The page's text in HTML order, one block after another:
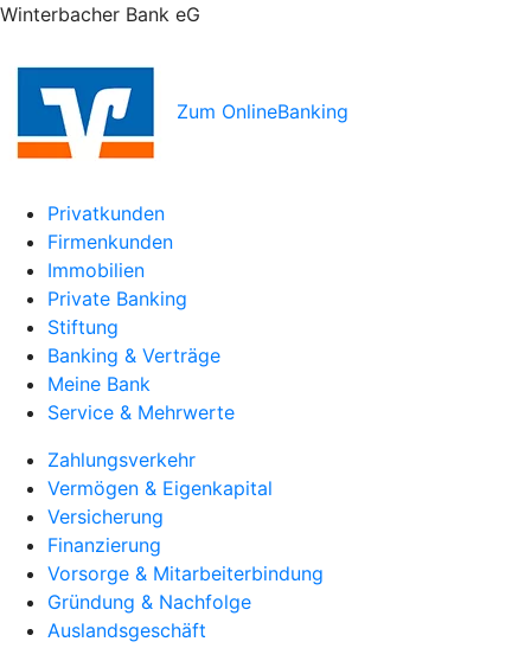
Winterbacher Bank eG
Zum OnlineBanking
Privatkunden
Firmenkunden
Immobilien
Private Banking
Stiftung
Banking & Verträge
Meine Bank
Service & Mehrwerte
Zahlungsverkehr
Vermögen & Eigenkapital
Versicherung
Finanzierung
Vorsorge & Mitarbeiterbindung
Gründung & Nachfolge
Auslandsgeschäft